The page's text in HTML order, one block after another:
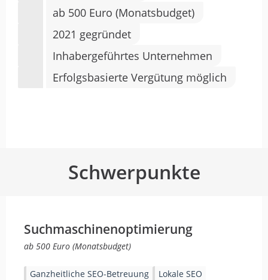
ab 500 Euro (Monatsbudget)
2021 gegründet
Inhabergeführtes Unternehmen
Erfolgsbasierte Vergütung möglich
Schwerpunkte
Suchmaschinenoptimierung
ab 500 Euro (Monatsbudget)
Ganzheitliche SEO-Betreuung
Lokale SEO